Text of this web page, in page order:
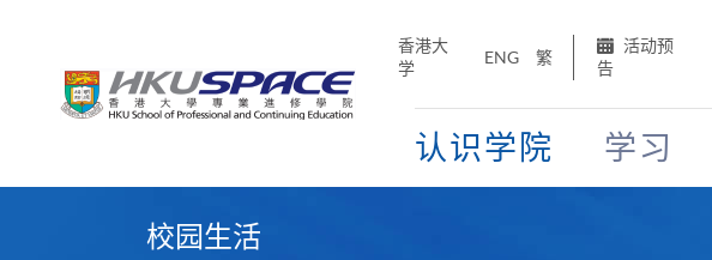
香港大
学
ENG 繁
活动预
告
认识学院 学习
校园生活